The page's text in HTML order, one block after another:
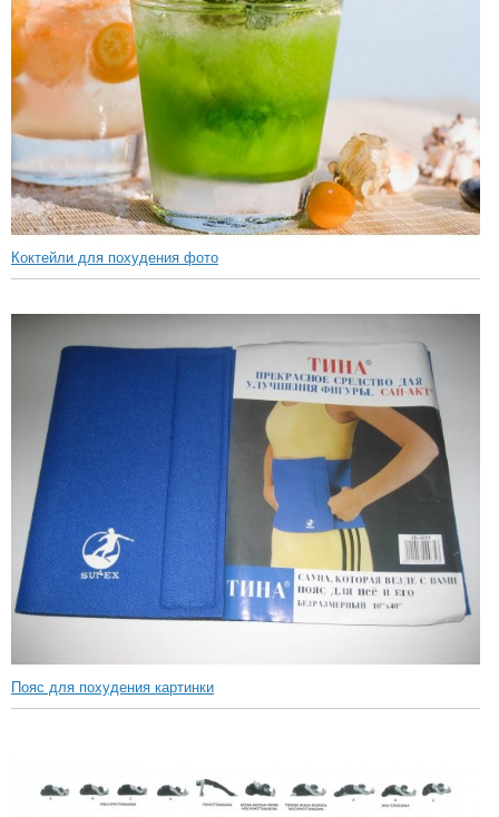
Коктейли для похудения фото
Пояс для похудения картинки